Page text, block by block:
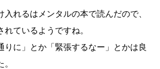
れるはメンタルの本で読んだので、
ているようですね。
りに」とか「緊張するなー」とかは良